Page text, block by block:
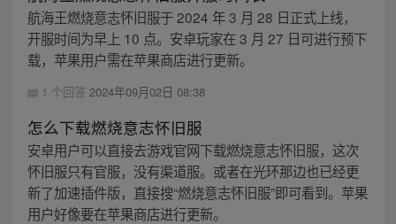
航海王燃烧意志怀旧服于 2024 年 3 月 28 日正式上线，
开服时间为早上 10 点。安卓玩家在 3 月 27 日可进行预下
载，苹果用户需在苹果商店进行更新。
1 个回答 2024年09月02日 08:38
怎么下载燃烧意志怀旧服
安卓用户可以直接去游戏官网下载燃烧意志怀旧服，这次
怀旧服只有官服，没有渠道服。或者在光环那边也已经更
新了加速插件版，直接搜“燃烧意志怀旧服”即可看到。苹果
用户好像要在苹果商店进行更新。